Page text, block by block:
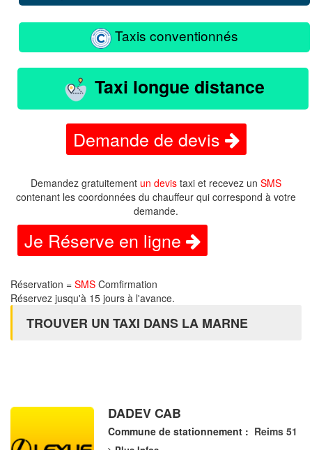
Taxis conventionnés
Taxi longue distance
Demande de devis
Demandez gratuitement un devis taxi et recevez un SMS
contenant les coordonnées du chauffeur qui correspond à votre
demande.
Je Réserve en ligne
Réservation = SMS Comfirmation
Réservez jusqu'à 15 jours à l'avance.
TROUVER UN TAXI DANS LA MARNE
DADEV CAB
Commune de stationnement : Reims 51